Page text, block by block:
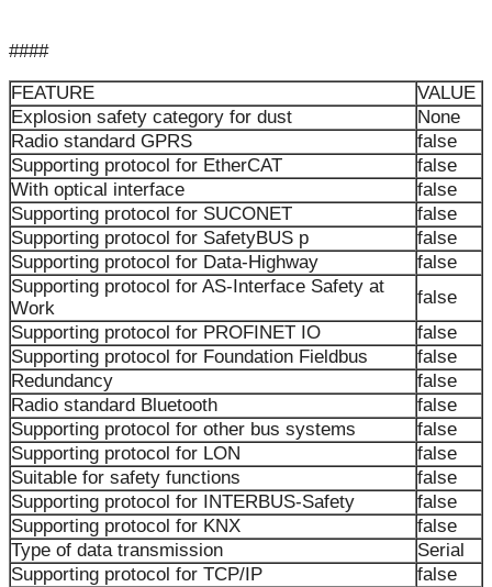
####
FEATURE
VALUE
Explosion safety category for dust
None
Radio standard GPRS
false
Supporting protocol for EtherCAT
false
With optical interface
false
Supporting protocol for SUCONET
false
Supporting protocol for SafetyBUS p
false
Supporting protocol for Data-Highway
false
Supporting protocol for AS-Interface Safety at
Work
false
Supporting protocol for PROFINET IO
false
Supporting protocol for Foundation Fieldbus
false
Redundancy
false
Radio standard Bluetooth
false
Supporting protocol for other bus systems
false
Supporting protocol for LON
false
Suitable for safety functions
false
Supporting protocol for INTERBUS-Safety
false
Supporting protocol for KNX
false
Type of data transmission
Serial
Supporting protocol for TCP/IP
false